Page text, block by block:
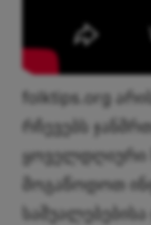
folktips.org
რჩევებს
ყოველდღიური
მოგაწოდოთ